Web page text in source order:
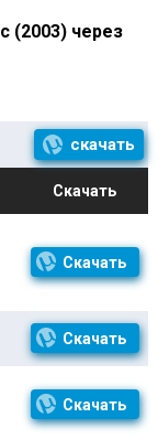
(2003) через
скачать
Скачать
Скачать
Скачать
Скачать